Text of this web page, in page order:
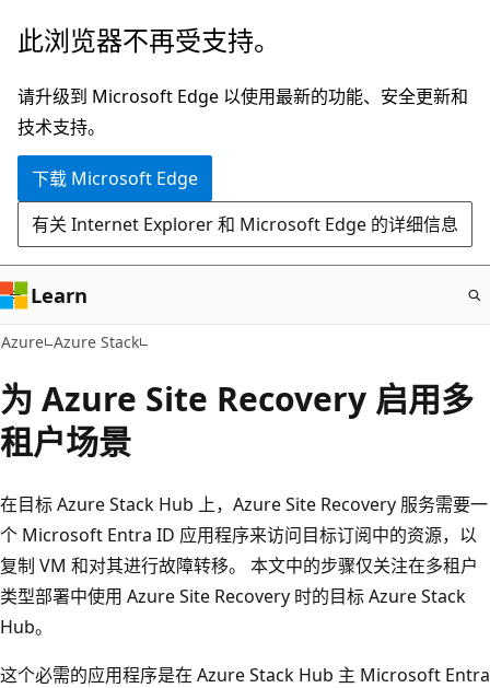
跳
主
要
内
此浏览器不再受支持。
请升级到 Microsoft Edge 以使用最新的功能、安全更新和
技术支持。
下载 Microsoft Edge
有关 Internet Explorer 和 Microsoft Edge 的详细信息
Learn
Azure Azure Stack
为 Azure Site Recovery 启用多
租户场景
在目标 Azure Stack Hub 上，Azure Site Recovery 服务需要一
个 Microsoft Entra ID 应用程序来访问目标订阅中的资源，以
复制 VM 和对其进行故障转移。 本文中的步骤仅关注在多租户
类型部署中使用 Azure Site Recovery 时的目标 Azure Stack
Hub。
这个必需的应用程序是在 Azure Stack Hub 主 Microsoft Entra